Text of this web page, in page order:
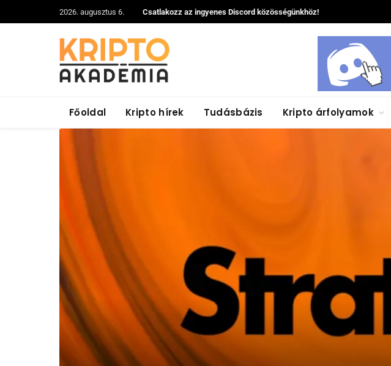
2026. augusztus 6. Csatlakozz az ingyenes Discord közösségünkhöz!
Főoldal Kripto hírek Tudásbázis Kripto árfolyamok